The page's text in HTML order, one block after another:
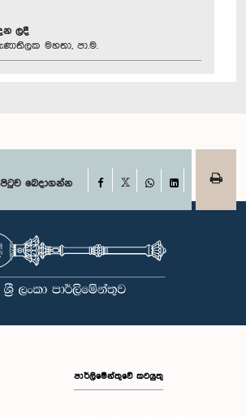
ලදී
මහතා, පා.ම.
බෙදාගන්න Facebook
WhatsAppLinkedIn
පාර්ලිමේන්තුවේ කටයුතු